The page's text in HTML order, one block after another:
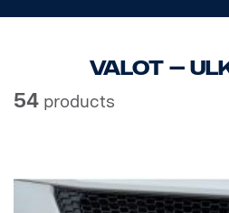
Valot –
54 products